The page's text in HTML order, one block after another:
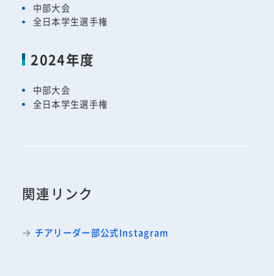
中部大会
全日本学生選手権
2024年度
中部大会
全日本学生選手権
関連リンク
チアリーダー部公式Instagram